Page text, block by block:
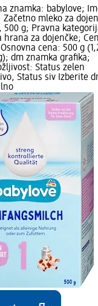
znamka: babylove;
Začetno mleko za
500 g; Pravna
hrana za dojenčke;
cena: 500 g
dm znamka grafika;
Status zelen
Status siv Izberite